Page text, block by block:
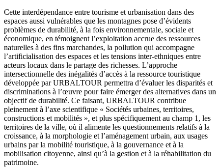
Cette interdépendance entre tourisme et urbanisation dans des
espaces aussi vulnérables que les montagnes pose d’évidents
problèmes de durabilité, à la fois environnementale, sociale et
économique, en témoignent l’exploitation accrue des ressources
naturelles à des fins marchandes, la pollution qui accompagne
l’artificialisation des espaces et les tensions inter-ethniques entre
acteurs locaux dans le partage des richesses. L’approche
intersectionnelle des inégalités d’accès à la ressource touristique
développée par URBALTOUR permettra d’évaluer les disparités et
discriminations à l’œuvre pour faire émerger des alternatives dans un
objectif de durabilité. Ce faisant, URBALTOUR contribue
pleinement à l’axe scientifique « Sociétés urbaines, territoires,
constructions et mobilités », et plus spécifiquement au champ 1, les
territoires de la ville, où il alimente les questionnements relatifs à la
croissance, à la morphologie et l’aménagement urbain, aux usages
urbains par la mobilité touristique, à la gouvernance et à la
mobilisation citoyenne, ainsi qu’à la gestion et à la réhabilitation du
patrimoine.